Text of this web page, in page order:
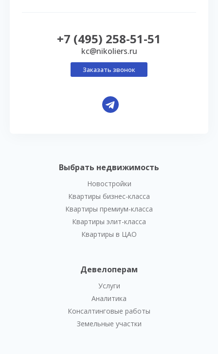
Выбрать недвижимость
Новостройки
Квартиры бизнес-класса
Квартиры премиум-класса
Квартиры элит-класса
Квартиры в ЦАО
Девелоперам
Услуги
Аналитика
Консалтинговые работы
Земельные участки
+7 (495) 258-51-51
kc@nikoliers.ru
Заказать звонок